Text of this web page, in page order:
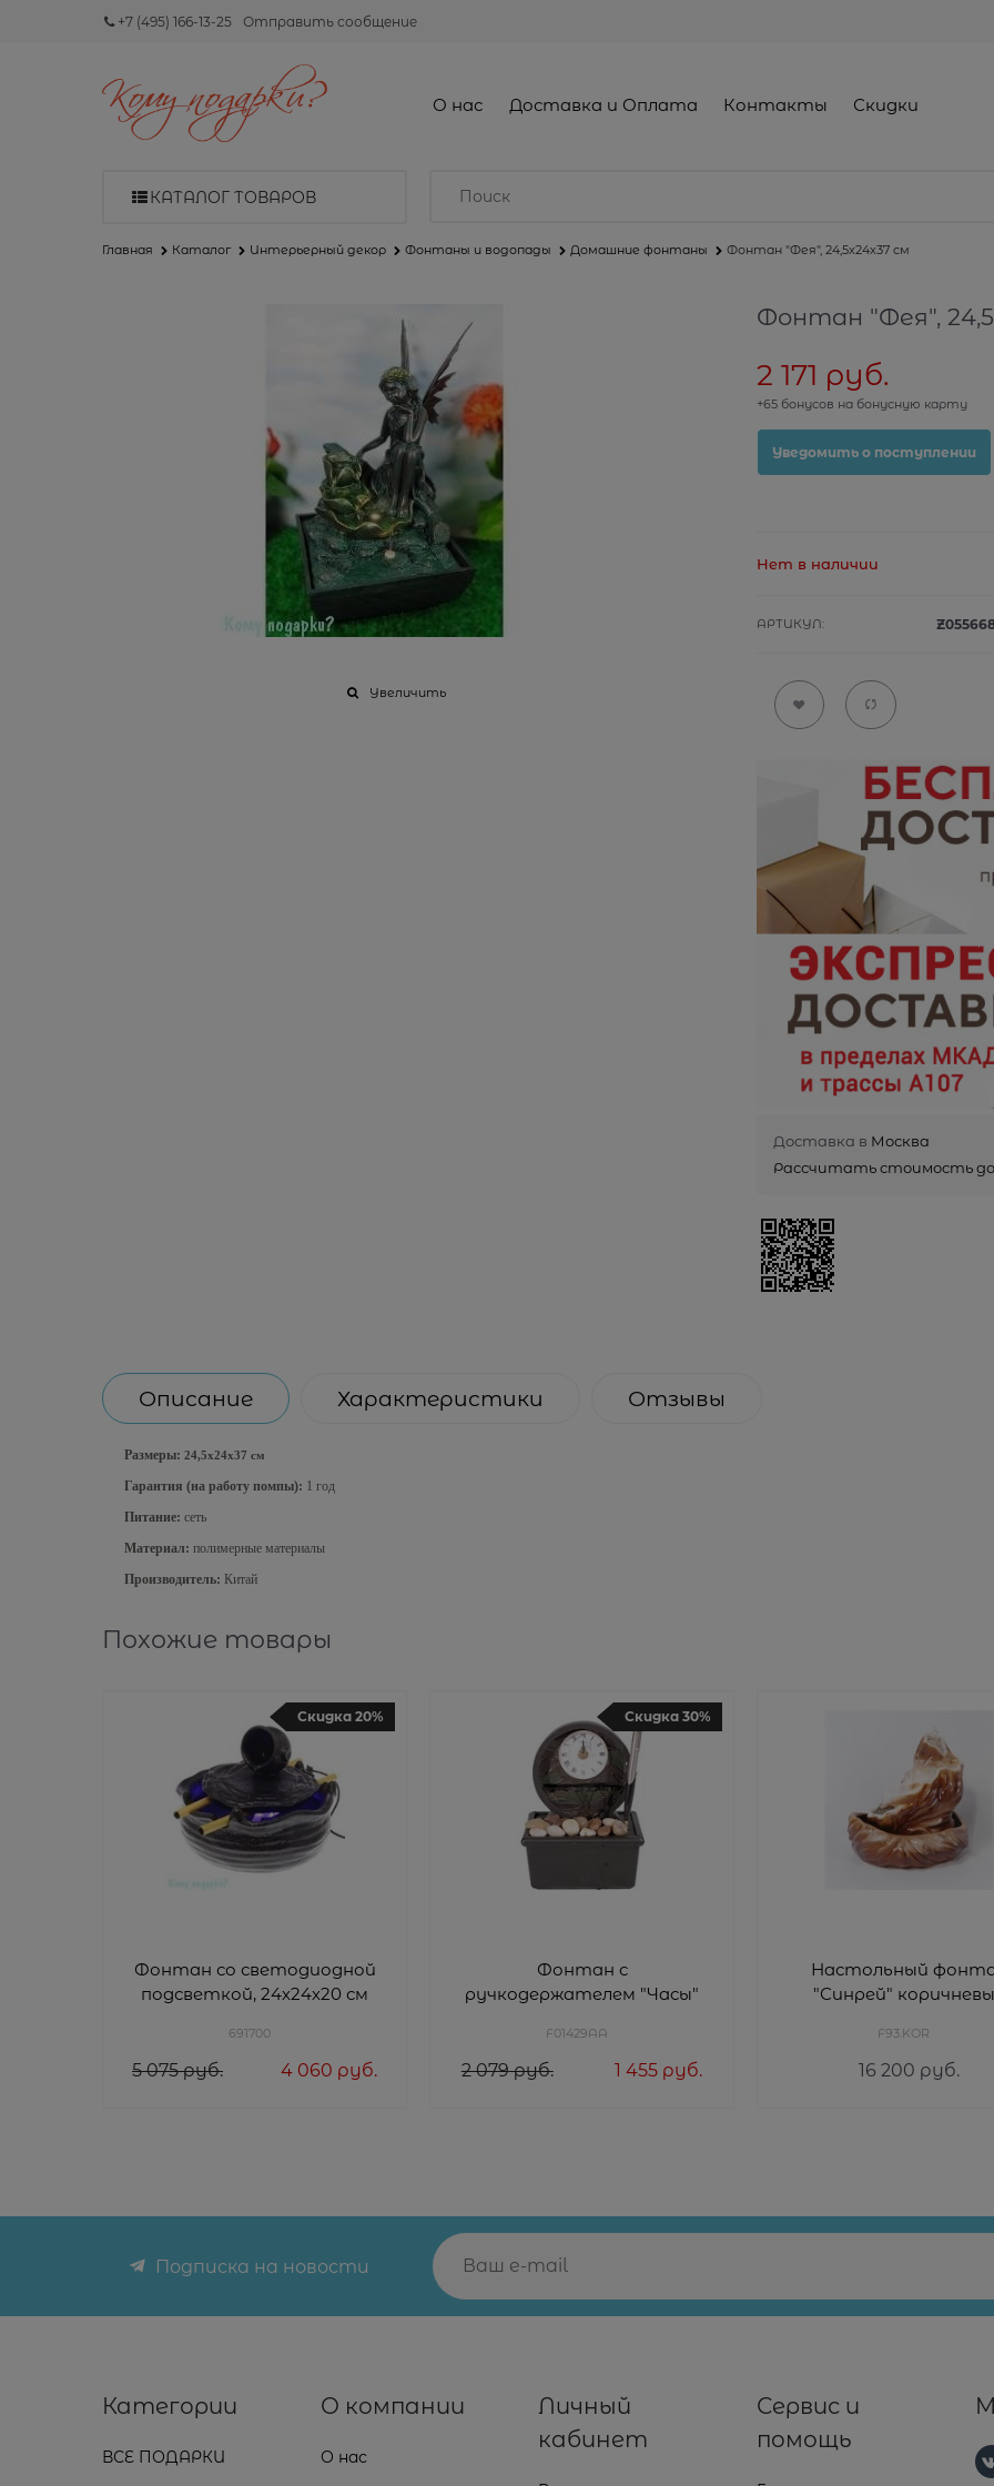
+7 (495) 166-13-25 Отправить сообщение
О нас Доставка и Оплата Контакты Скидки
КАТАЛОГ ТОВАРОВ
Главная Каталог Интерьерный декор Фонтаны и водопады Домашние фонтаны Фонтан "Фея", 24,5х24х37 см
Увеличить
Фонтан "Фея",
2 171 руб.
+65 бонусов на бонусную карту
Уведомить о поступлении
Нет в наличии
АРТИКУЛ:
Доставка в Москва
Рассчитать стоимость
Описание Характеристики Отзывы
Размеры: 24,5х24х37 см
Гарантия (на работу помпы): 1 год
Питание: сеть
Материал: полимерные материалы
Производитель: Китай
Похожие товары
Скидка 20%
Фонтан со светодиодной
подсветкой, 24х24х20 см
691700
5 075 руб. 4 060 руб.
Скидка 30%
Фонтан с
ручкодержателем "Часы"
F01429AA
2 079 руб. 1 455 руб.
Настольный
"Синрей"
F93.KOR
16 200 руб.
Подписка на новости
Категории
ВСЕ ПОДАРКИ
О компании
О нас
Личный
кабинет
Сервис и
помощь